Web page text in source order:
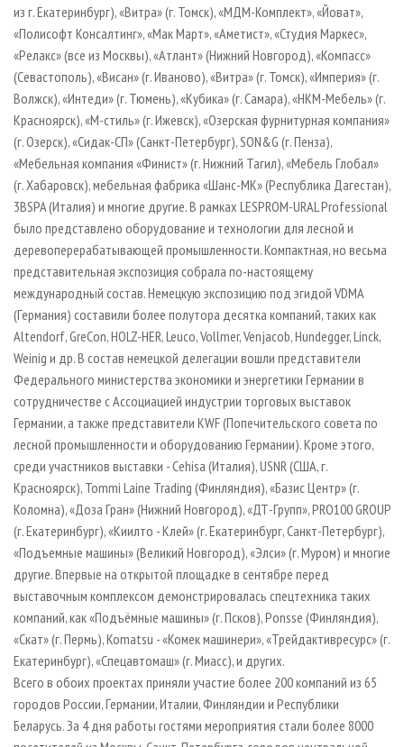
из г. Екатеринбург), «Витра» (г. Томск), «МДМ-Комплект», «Йоват»,
«Полисофт Консалтинг», «Мак Март», «Аметист», «Студия Маркес»,
«Релакс» (все из Москвы), «Атлант» (Нижний Новгород), «Компасс»
(Севастополь), «Висан» (г. Иваново), «Витра» (г. Томск), «Империя» (г.
Волжск), «Интеди» (г. Тюмень), «Кубика» (г. Самара), «НКМ-Мебель» (г.
Красноярск), «М-стиль» (г. Ижевск), «Озерская фурнитурная компания»
(г. Озерск), «Сидак-СП» (Санкт-Петербург), SON&G (г. Пенза),
«Мебельная компания «Финист» (г. Нижний Тагил), «Мебель Глобал»
(г. Хабаровск), мебельная фабрика «Шанс-МК» (Республика Дагестан),
3BSPA (Италия) и многие другие. В рамках LESPROM-URAL Professional
было представлено оборудование и технологии для лесной и
деревоперерабатывающей промышленности. Компактная, но весьма
представительная экспозиция собрала по-настоящему
международный состав. Немецкую экспозицию под эгидой VDMA
(Германия) составили более полутора десятка компаний, таких как
Altendorf, GreCon, HOLZ-HER, Leuco, Vollmer, Venjacob, Hundegger, Linck,
Weinig и др. В состав немецкой делегации вошли представители
Федерального министерства экономики и энергетики Германии в
сотрудничестве с Ассоциацией индустрии торговых выставок
Германии, а также представители KWF (Попечительского совета по
лесной промышленности и оборудованию Германии). Кроме этого,
среди участников выставки - Cehisa (Италия), USNR (США, г.
Красноярск), Tommi Laine Trading (Финляндия), «Базис Центр» (г.
Коломна), «Доза Гран» (Нижний Новгород), «ДТ-Групп», PRO100 GROUP
(г. Екатеринбург), «Киилто - Клей» (г. Екатеринбург, Санкт-Петербург),
«Подъемные машины» (Великий Новгород), «Элси» (г. Муром) и многие
другие. Впервые на открытой площадке в сентябре перед
выставочным комплексом демонстрировалась спецтехника таких
компаний, как «Подъёмные машины» (г. Псков), Ponsse (Финляндия),
«Скат» (г. Пермь), Komatsu - «Комек машинери», «Трейдактивресурс» (г.
Екатеринбург), «Спецавтомаш» (г. Миасс), и других.
Всего в обоих проектах приняли участие более 200 компаний из 65
городов России, Германии, Италии, Финляндии и Республики
Беларусь. За 4 дня работы гостями мероприятия стали более 8000